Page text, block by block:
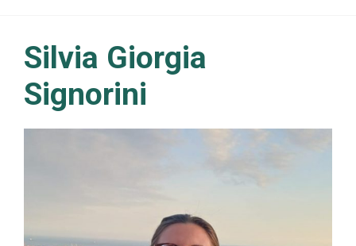
Silvia Giorgia
Signorini